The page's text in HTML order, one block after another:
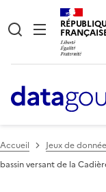
Accueil Jeux de
bassin versant de la